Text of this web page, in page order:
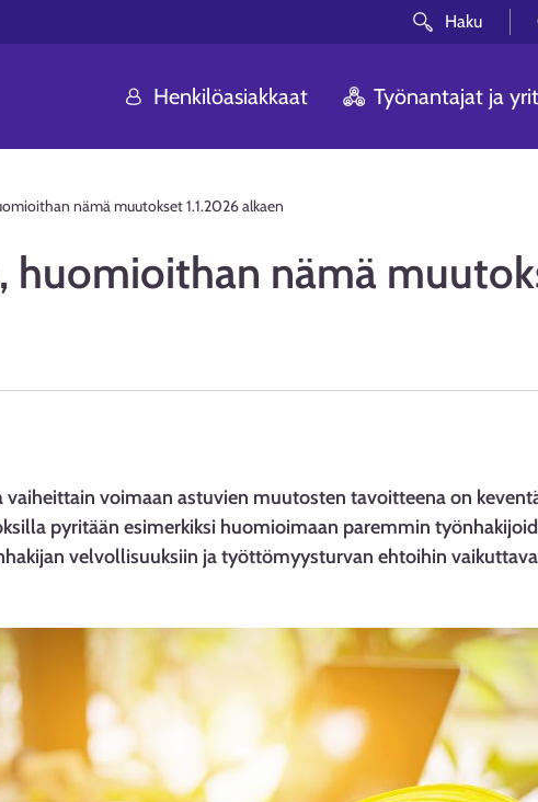
Haku
Henkilöasiakkaat Työnantajat ja
nämä muutokset 1.1.2026 alkaen
huomioithan nämä
voimaan astuvien muutosten tavoitteena on
pyritään esimerkiksi huomioimaan paremmin
velvollisuuksiin ja työttömyysturvan ehtoihin